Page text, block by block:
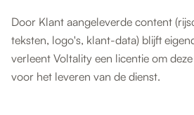
Door Klant aangeleverde content
teksten, logo's, klant-data) blijft
verleent Voltality een licentie om
voor het leveren van de dienst.